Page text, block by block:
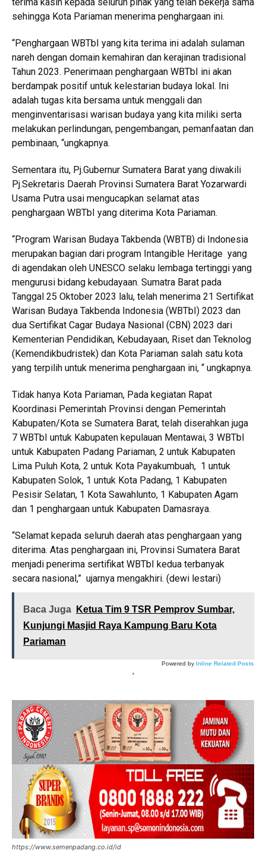
sehingga Kota Pariaman menerima penghargaan ini.
“Penghargaan WBTbI yang kita terima ini adalah sulaman
nareh dengan domain kemahiran dan kerajinan tradisional
Tahun 2023. Penerimaan penghargaan WBTbI ini akan
berdampak positif untuk kelestarian budaya lokal. Ini
adalah tugas kita bersama untuk menggali dan
menginventarisasi warisan budaya yang kita miliki serta
melakukan perlindungan, pengembangan, pemanfaatan dan
pembinaan, “ungkapnya.
Sementara itu, Pj.Gubernur Sumatera Barat yang diwakili
Pj.Sekretaris Daerah Provinsi Sumatera Barat Yozarwardi
Usama Putra usai mengucapkan selamat atas
penghargaan WBTbI yang diterima Kota Pariaman.
“Program Warisan Budaya Takbenda (WBTB) di Indonesia
merupakan bagian dari program Intangible Heritage yang
di agendakan oleh UNESCO selaku lembaga tertinggi yang
mengurusi bidang kebudayaan. Sumatra Barat pada
Tanggal 25 Oktober 2023 lalu, telah menerima 21 Sertifikat
Warisan Budaya Takbenda Indonesia (WBTbI) 2023 dan
dua Sertifikat Cagar Budaya Nasional (CBN) 2023 dari
Kementerian Pendidikan, Kebudayaan, Riset dan Teknolog
(Kemendikbudristek) dan Kota Pariaman salah satu kota
yang terpilih untuk menerima penghargaan ini, “ ungkapnya.
Tidak hanya Kota Pariaman, Pada kegiatan Rapat
Koordinasi Pemerintah Provinsi dengan Pemerintah
Kabupaten/Kota se Sumatera Barat, telah diserahkan juga
7 WBTbI untuk Kabupaten kepulauan Mentawai, 3 WBTbI
untuk Kabupaten Padang Pariaman, 2 untuk Kabupaten
Lima Puluh Kota, 2 untuk Kota Payakumbuah, 1 untuk
Kabupaten Solok, 1 untuk Kota Padang, 1 Kabupaten
Pesisir Selatan, 1 Kota Sawahlunto, 1 Kabupaten Agam
dan 1 penghargaan untuk Kabupaten Damasraya.
“Selamat kepada seluruh daerah atas penghargaan yang
diterima. Atas penghargaan ini, Provinsi Sumatera Barat
menjadi penerima sertifikat WBTbI kedua terbanyak
secara nasional,” ujarnya mengakhiri. (dewi lestari)
Baca Juga
Ketua Tim 9 TSR Pemprov Sumbar,
Kunjungi Masjid Raya Kampung Baru Kota
Pariaman
Powered by Inline Related Posts
*
https://www.semenpadang.co.id/id